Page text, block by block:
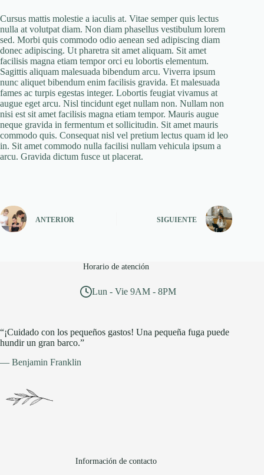
Cursus mattis molestie a iaculis at. Vitae semper quis lectus
nulla at volutpat diam. Non diam phasellus vestibulum lorem
sed. Morbi quis commodo odio aenean sed adipiscing diam
donec adipiscing. Ut pharetra sit amet aliquam. Sit amet
facilisis magna etiam tempor orci eu lobortis elementum.
Sagittis aliquam malesuada bibendum arcu. Viverra ipsum
nunc aliquet bibendum enim facilisis gravida. Et malesuada
fames ac turpis egestas integer. Lobortis feugiat vivamus at
augue eget arcu. Nisl tincidunt eget nullam non. Nullam non
nisi est sit amet facilisis magna etiam tempor. Mauris augue
neque gravida in fermentum et sollicitudin. Sit amet mauris
commodo quis. Consequat nisl vel pretium lectus quam id leo
in. Sit amet commodo nulla facilisi nullam vehicula ipsum a
arcu. Gravida dictum fusce ut placerat.
ANTERIOR SIGUIENTE
Horario de atención
Lun - Vie 9AM - 8PM
“¡Cuidado con los pequeños gastos! Una pequeña fuga puede
hundir un gran barco.”
— Benjamin Franklin
Información de contacto